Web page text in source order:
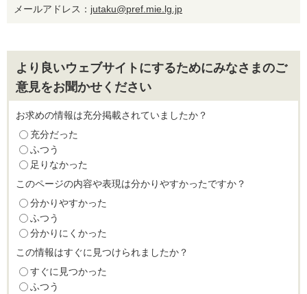
メールアドレス： jutaku@pref.mie.lg.jp
より良いウェブサイトにするためにみなさまのご
意見をお聞かせください
お求めの情報は充分掲載されていましたか？
充分だった
ふつう
足りなかった
このページの内容や表現は分かりやすかったですか？
分かりやすかった
ふつう
分かりにくかった
この情報はすぐに見つけられましたか？
すぐに見つかった
ふつう